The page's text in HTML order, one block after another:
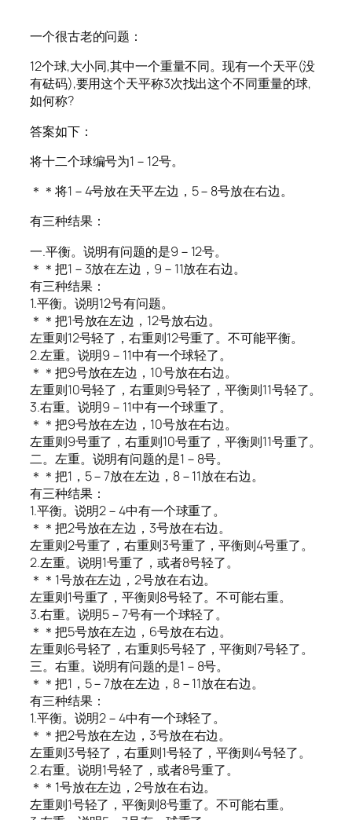
一个很古老的问题：
12个球,大小同,其中一个重量不同。现有一个天平(没
有砝码),要用这个天平称3次找出这个不同重量的球,
如何称?
答案如下：
将十二个球编号为1－12号。
＊＊将1－4号放在天平左边，5－8号放在右边。
有三种结果：
一.平衡。说明有问题的是9－12号。
＊＊把1－3放在左边，9－11放在右边。
有三种结果：
1.平衡。说明12号有问题。
＊＊把1号放在左边，12号放右边。
左重则12号轻了，右重则12号重了。不可能平衡。
2.左重。说明9－11中有一个球轻了。
＊＊把9号放在左边，10号放在右边。
左重则10号轻了，右重则9号轻了，平衡则11号轻了。
3.右重。说明9－11中有一个球重了。
＊＊把9号放在左边，10号放在右边。
左重则9号重了，右重则10号重了，平衡则11号重了。
二。左重。说明有问题的是1－8号。
＊＊把1，5－7放在左边，8－11放在右边。
有三种结果：
1.平衡。说明2－4中有一个球重了。
＊＊把2号放在左边，3号放在右边。
左重则2号重了，右重则3号重了，平衡则4号重了。
2.左重。说明1号重了，或者8号轻了。
＊＊1号放在左边，2号放在右边。
左重则1号重了，平衡则8号轻了。不可能右重。
3.右重。说明5－7号有一个球轻了。
＊＊把5号放在左边，6号放在右边。
左重则6号轻了，右重则5号轻了，平衡则7号轻了。
三。右重。说明有问题的是1－8号。
＊＊把1，5－7放在左边，8－11放在右边。
有三种结果：
1.平衡。说明2－4中有一个球轻了。
＊＊把2号放在左边，3号放在右边。
左重则3号轻了，右重则1号轻了，平衡则4号轻了。
2.右重。说明1号轻了，或者8号重了。
＊＊1号放在左边，2号放在右边。
左重则1号轻了，平衡则8号重了。不可能右重。